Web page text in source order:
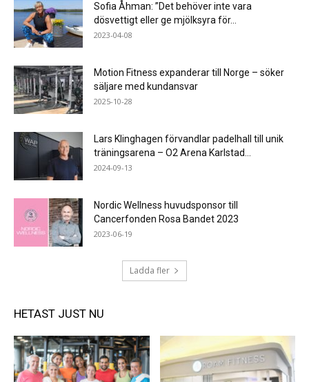
Sofia Åhman: ”Det behöver inte vara
dösvettigt eller ge mjölksyra för...
2023-04-08
Motion Fitness expanderar till Norge – söker
säljare med kundansvar
2025-10-28
Lars Klinghagen förvandlar padelhall till unik
träningsarena – O2 Arena Karlstad...
2024-09-13
Nordic Wellness huvudsponsor till
Cancerfonden Rosa Bandet 2023
2023-06-19
Ladda fler
HETAST JUST NU